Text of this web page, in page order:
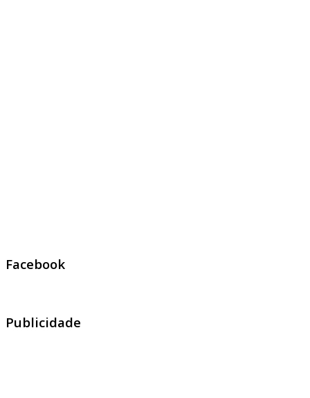
Facebook
Publicidade